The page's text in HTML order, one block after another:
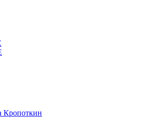
Кропоткин